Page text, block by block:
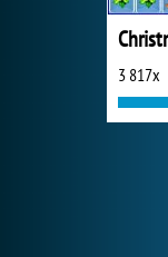
3 817x